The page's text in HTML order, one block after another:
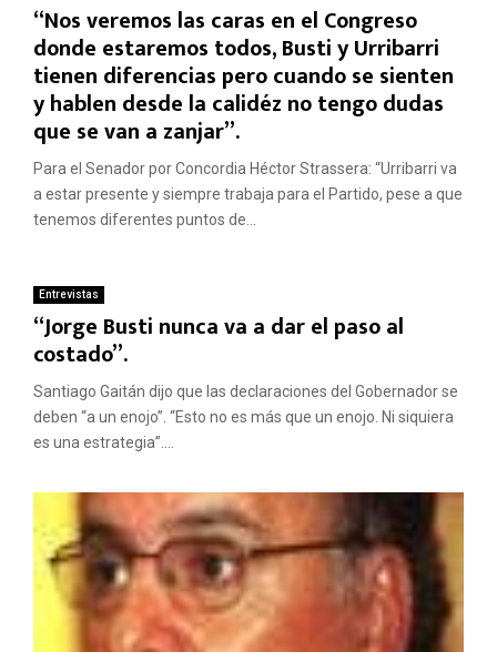
“Nos veremos las caras en el Congreso
donde estaremos todos, Busti y Urribarri
tienen diferencias pero cuando se sienten
y hablen desde la calidéz no tengo dudas
que se van a zanjar”.
Para el Senador por Concordia Héctor Strassera: “Urribarri va
a estar presente y siempre trabaja para el Partido, pese a que
tenemos diferentes puntos de...
Entrevistas
“Jorge Busti nunca va a dar el paso al
costado”.
Santiago Gaitán dijo que las declaraciones del Gobernador se
deben “a un enojo”. “Esto no es más que un enojo. Ni siquiera
es una estrategia”....